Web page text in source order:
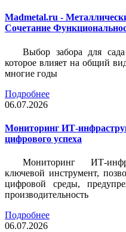
Madmetal.ru -
Сочетание
Выбор забора для
которое влияет на общий
многие годы
Подробнее
06.07.2026
Мониторинг ИТ-
цифрового успеха
Мониторинг ИТ-
ключевой инструмент,
цифровой среды,
производительность
Подробнее
06.07.2026